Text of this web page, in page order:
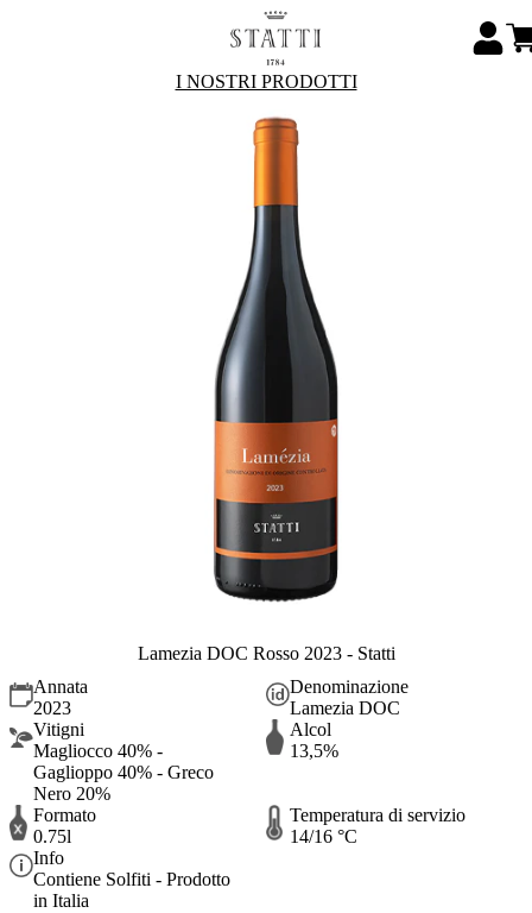
I NOSTRI PRODOTTI
Lamezia DOC Rosso 2023 - Statti
Annata
2023
Denominazione
Lamezia DOC
Vitigni
Magliocco 40% -
Gaglioppo 40% - Greco
Nero 20%
Alcol
13,5%
Formato
0.75l
Temperatura di servizio
14/16 °C
Info
Contiene Solfiti - Prodotto
in Italia